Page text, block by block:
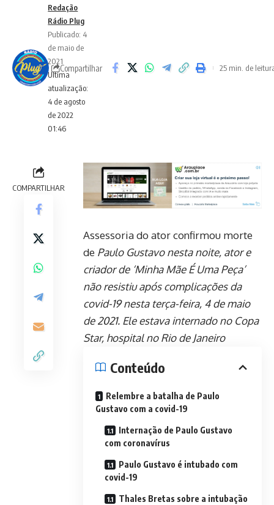
Ultima
atualização:
4 de agosto
de 2022
01:46
Redação
Rádio Plug
Publicado: 4
de maio de
2021
Compartilhar 25 min. de
COMPARTILHAR
Assessoria do ator confirmou morte
de Paulo Gustavo nesta noite, ator e
criador de ‘Minha Mãe É Uma Peça’
não resistiu após complicações da
covid-19 nesta terça-feira, 4 de maio
de 2021. Ele estava internado no Copa
Star, hospital no Rio de Janeiro
Conteúdo
Relembre a batalha de Paulo
Gustavo com a covid-19
Internação de Paulo Gustavo
com coronavírus
Paulo Gustavo é intubado com
covid-19
Thales Bretas sobre a intubação